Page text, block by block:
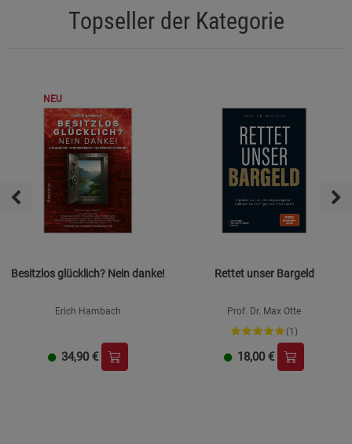
Topseller der Kategorie
NEU
Besitzlos glücklich? Nein danke!
Erich Hambach
34,90 €
Rettet unser Bargeld
Prof. Dr. Max Otte
(1)
18,00 €